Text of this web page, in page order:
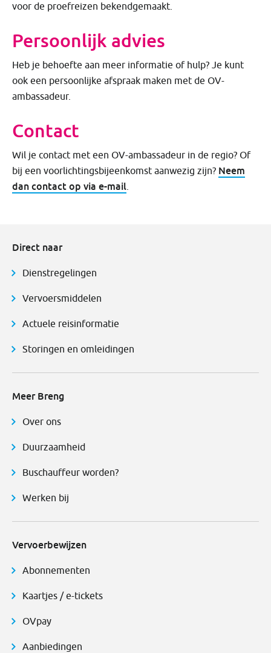
voor de proefreizen bekendgemaakt.
Persoonlijk advies
Heb je behoefte aan meer informatie of hulp? Je kunt
ook een persoonlijke afspraak maken met de OV-
ambassadeur.
Contact
Wil je contact met een OV-ambassadeur in de regio? Of
bij een voorlichtingsbijeenkomst aanwezig zijn? Neem
dan contact op via e-mail
Direct naar
Dienstregelingen
Vervoersmiddelen
Actuele reisinformatie
Storingen en omleidingen
Meer Breng
Over ons
Duurzaamheid
Buschauffeur worden?
Werken bij
Vervoerbewijzen
Abonnementen
Kaartjes / e-tickets
OVpay
Aanbiedingen